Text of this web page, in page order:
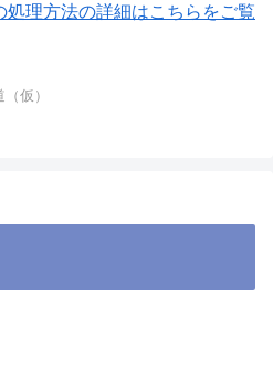
処理方法の詳細はこちらをご覧
仮）